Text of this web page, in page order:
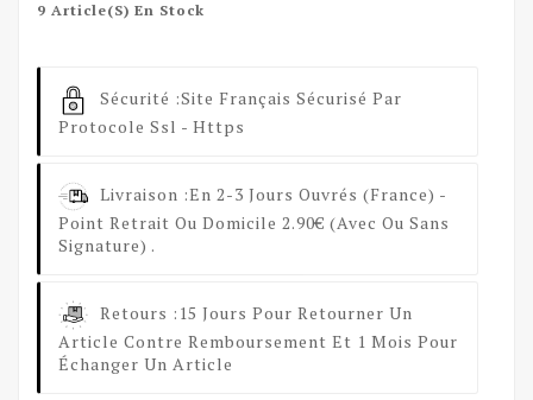
9 Article(s) En Stock
Sécurité :Site Français Sécurisé Par
Protocole Ssl - Https
Livraison :En 2-3 Jours Ouvrés (France) -
Point Retrait Ou Domicile 2.90€ (avec Ou Sans
Signature) .
Retours : 15 Jours Pour Retourner Un
Article Contre Remboursement Et 1 Mois Pour
Échanger Un Article